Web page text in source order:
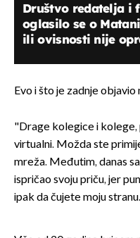
Društvo redatelja i
oglasilo se o
ili ovisnosti nije
Evo i što je zadnje
"Drage kolegice i kolege,
virtualni. Možda ste
mreža. Međutim, danas
ispričao svoju priču, jer
ipak da čujete moju stranu.